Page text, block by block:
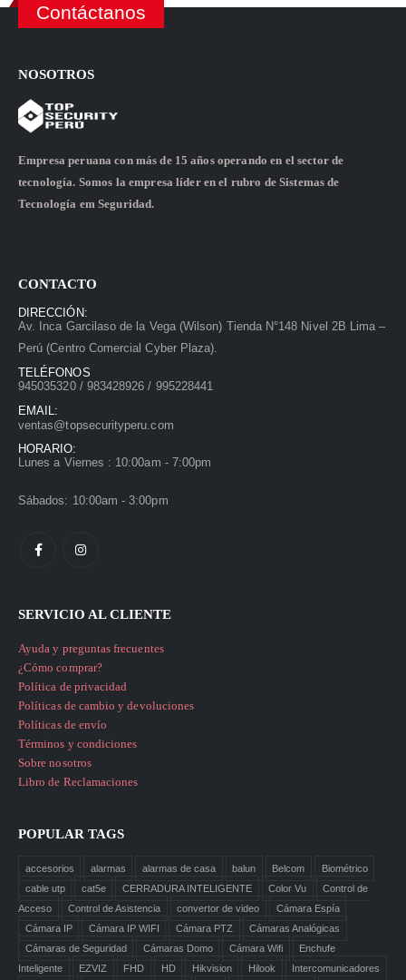
Contáctanos
NOSOTROS
Empresa peruana con más de 15 años operando en el sector de
tecnología. Somos la empresa líder en el rubro de Sistemas de
Tecnología em Seguridad.
CONTACTO
DIRECCIÓN:
Av. Inca Garcilaso de la Vega (Wilson) Tienda N°148 Nivel 2B Lima –
Perú (Centro Comercial Cyber Plaza).
TELÉFONOS
945035320 / 983428926 / 995228441
EMAIL:
ventas@topsecurityperu.com
HORARIO:
Lunes a Viernes : 10:00am - 7:00pm
Sábados: 10:00am - 3:00pm
SERVICIO AL CLIENTE
Ayuda y preguntas frecuentes
¿Cómo comprar?
Política de privacidad
Políticas de cambio y devoluciones
Políticas de envío
Términos y condiciones
Sobre nosotros
Libro de Reclamaciones
POPULAR TAGS
accesorios alarmas alarmas de casa balun Belcom
Biométrico
cable utp
cat5e CERRADURA INTELIGENTE Color Vu
Control de
Acceso
Control de Asistencia convertor de video
Cámara Espía
Cámara IP
Cámara IP WIFI Cámara PTZ
Cámaras Analógicas
Cámaras de Seguridad
Cámaras Domo Cámara Wifi
Enchufe
Inteligente
EZVIZ FHD HD Hikvision Hilook Intercomunicadores